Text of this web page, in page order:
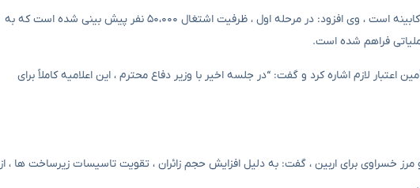
وی افزود: با اشاره به پیشینه پروژه ، که مربوط به سال ۲۰۱۱ و مصوبات کابینه است ، وی افزود: در مرحله اول ، ظرفیت اشتغال ۵۰،۰۰۰ نفر پیش بینی شده است که به
اعتبار لازم اشاره کرد و گفت: “در جلسه اخیر با وزیر دفاع محترم ، این اعلامیه کاملاً برای
خسراوی برای اربین ، گفت: به دلیل افزایش حجم زائران ، تقویت تاسیسات زیرساخت ها ، از